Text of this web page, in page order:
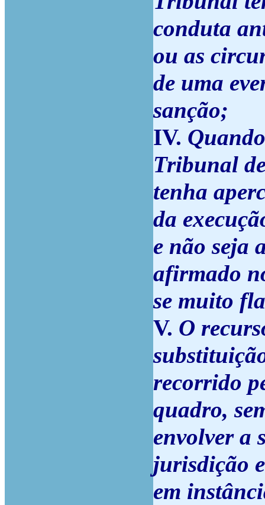
conduta
ou as
de uma
sanção;
IV.
Tribunal
tenha
da
e não seja
afirmado
se muito
V. O
recorrido
quadro,
envolver a
jurisdição
em